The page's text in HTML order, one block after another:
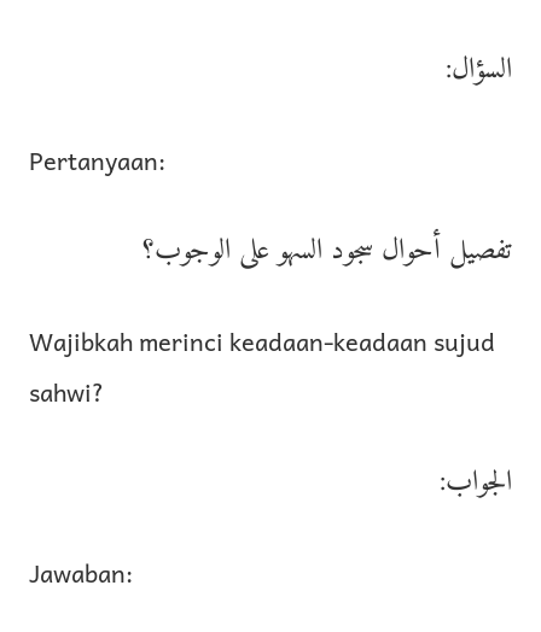
السؤال:
Pertanyaan:
تفصيل أحوال سجود السهو على الوجوب؟
Wajibkah merinci keadaan-keadaan sujud
sahwi?
الجواب:
Jawaban: